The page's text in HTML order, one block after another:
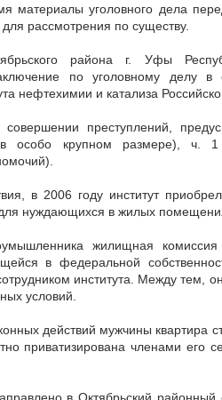
материалы уголовного дела
рассмотрения по существу.
района г. Уфы
по уголовному делу в
нефтехимии и катализа
совершении преступлений,
в особо крупном размере),
в 2006 году институт
нуждающихся в жилых
жилищная
в федеральной
института. Между тем,
условий.
действий мужчины квартира
приватизирована членами его
в Октябрьский